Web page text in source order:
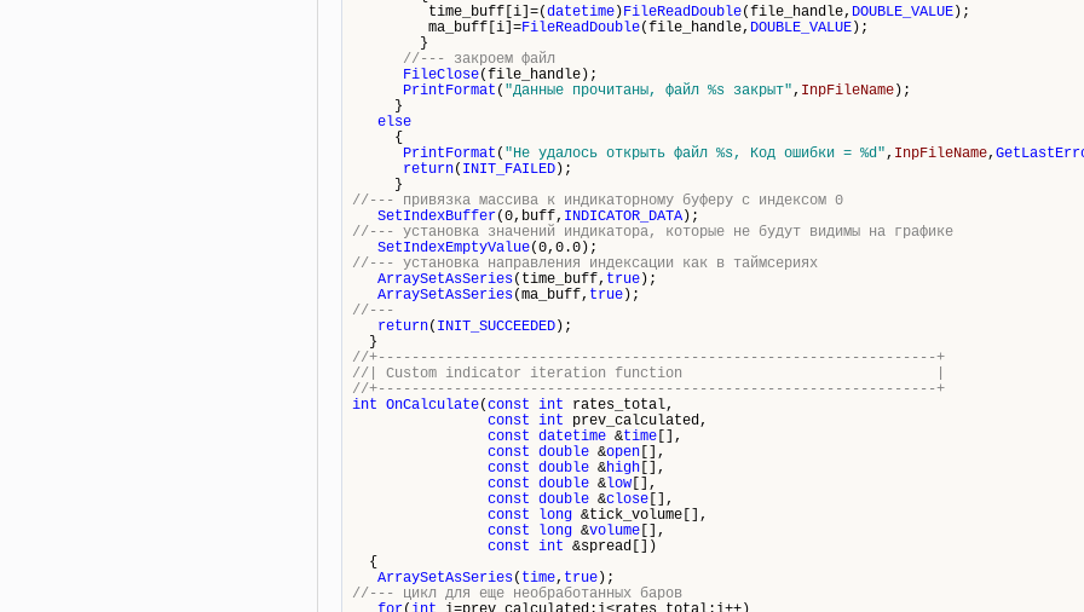
time_buff[i]=(datetime )FileReadDouble(file_handle, DOUBLE_VALUE );
ma_buff[i]=FileReadDouble(file_handle, DOUBLE_VALUE );
}
//--- закроем файл
FileClose(file_handle);
PrintFormat ( "Данные прочитаны, файл %s закрыт", InpFileName );
}
else
{
PrintFormat ( "Не удалось открыть файл %s, Код ошибки = %d", InpFileName,
return( INIT_FAILED );
}
//--- привязка массива к индикаторному буферу с индексом 0
SetIndexBuffer(0,buff, INDICATOR_DATA );
//--- установка значений индикатора, которые не будут видимы на графике
SetIndexEmptyValue(0,0.0);
//--- установка направления индексации как в таймсериях
ArraySetAsSeries(time_buff, true );
ArraySetAsSeries(ma_buff, true );
//---
return( INIT_SUCCEEDED );
}
//+------------------------------------------------------------------+
//| Custom indicator iteration function |
//+------------------------------------------------------------------+
int OnCalculate(const int rates_total,
const int prev_calculated,
const datetime &time [],
const double &open [],
const double &high [],
const double &low [],
const double &close [],
const
long &tick_volume[],
const
long &volume [],
const int &spread[])
{
ArraySetAsSeries( time, true );
//--- цикл для еще необработанных баров